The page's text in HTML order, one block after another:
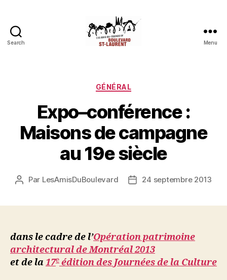
Search
boulevard
Laurent
Menu
Catégories
GÉNÉRAL
Expo–conférence :
Maisons de campagne
au 19e siècle
Auteur
Par LesAmisDuBoulevard
Date24 septembre 2013
dans le cadre de l’Opération patrimoine
architectural de Montréal 2013
et de la 17e édition des Journées de la Culture